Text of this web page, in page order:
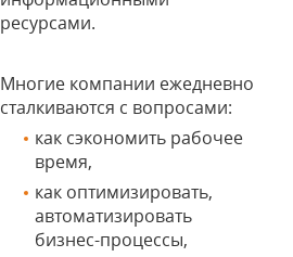
ресурсами.
Многие компании ежедневно
сталкиваются с вопросами:
как сэкономить рабочее
время,
как оптимизировать,
автоматизировать
бизнес-процессы,